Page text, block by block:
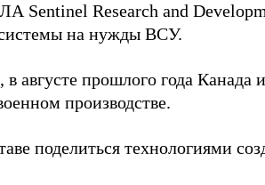
Sentinel Research and
на нужды ВСУ.
августе прошлого года Канада
производстве.
поделиться технологиями